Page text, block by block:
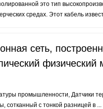
это тип
средах. Этот кабель
сеть,
физический
промышленности, Датчики
сотканный с тонкой разницей в ...